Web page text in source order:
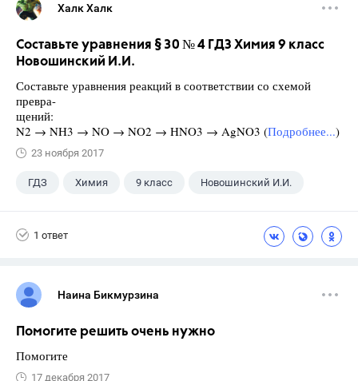
Халк Халк
Составьте уравнения § 30 № 4 ГДЗ Химия 9 класс
Новошинский И.И.
Составьте уравнения реакций в соответствии со схемой
превра-
щений:
N2 → NH3 → NO → NO2 → HNO3 → AgNO3 (Подробнее...)
23 ноября 2017
ГДЗ Химия 9 класс Новошинский И.И.
1 ответ
Наина Бикмурзина
Помогите решить очень нужно
Помогите
17 декабря 2017